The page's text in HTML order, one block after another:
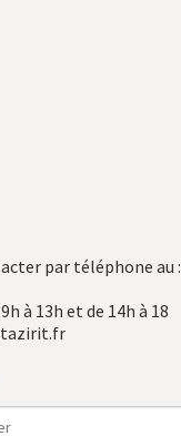
par téléphone au :
à 13h et de 14h à 18